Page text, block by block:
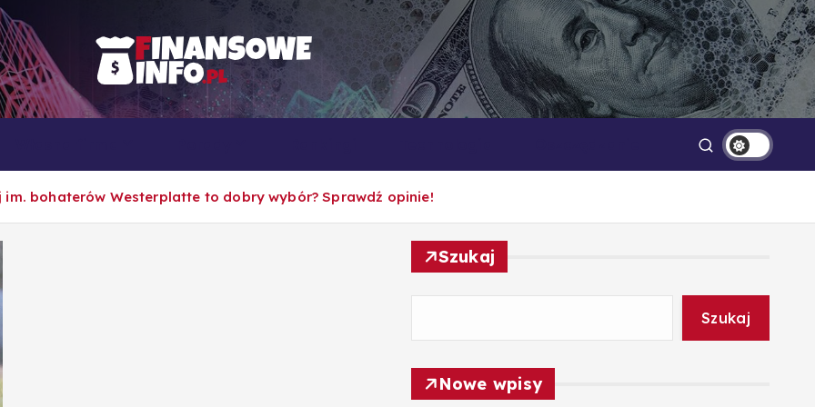
To i owo o rachunkowości, pracy, biznesie i ekonomii
bohaterów Westerplatte to dobry wybór? Sprawdź opinie!
Szukaj
Szukaj
Nowe wpisy